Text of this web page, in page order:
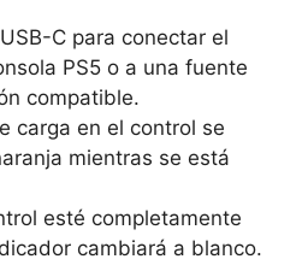
C para conectar el
PS5 o a una fuente
compatible.
carga en el control se
mientras se está
esté completamente
cambiará a blanco.